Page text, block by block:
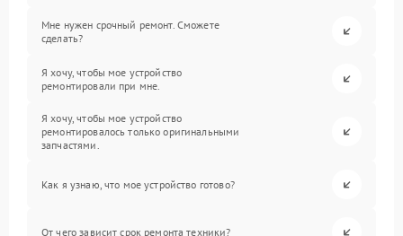
Мне нужен срочный ремонт. Сможете
сделать?
Я хочу, чтобы мое устройство
ремонтировали при мне.
Я хочу, чтобы мое устройство
ремонтировалось только оригинальными
запчастями.
Как я узнаю, что мое устройство готово?
От чего зависит срок ремонта техники?